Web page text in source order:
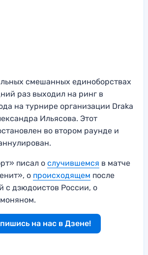
смешанных единоборствах
раз выходил на ринг в
на турнире организации Draka
Ильясова. Этот
во втором раунде и
писал о случившемся в матче
о происходящем после
с дзюдоистов России, о
на нас в Дзене!